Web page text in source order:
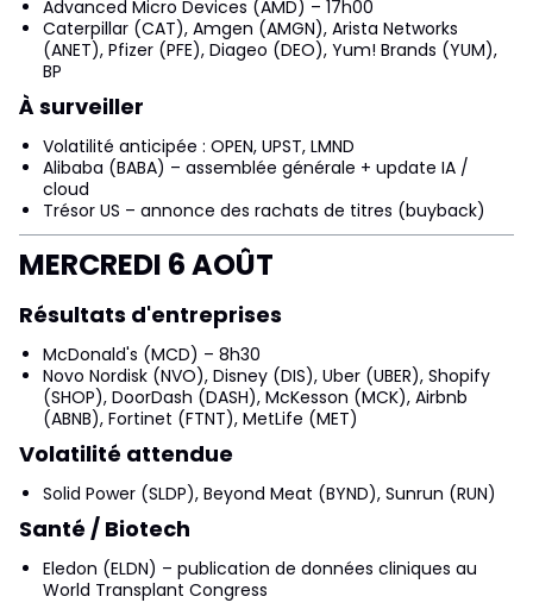
Advanced Micro Devices (AMD) – 17h00
Caterpillar (CAT), Amgen (AMGN), Arista Networks
(ANET), Pfizer (PFE), Diageo (DEO), Yum! Brands (YUM),
BP
À surveiller
Volatilité anticipée : OPEN, UPST, LMND
Alibaba (BABA) – assemblée générale + update IA /
cloud
Trésor US – annonce des rachats de titres (buyback)
MERCREDI 6 AOÛT
Résultats d'entreprises
McDonald's (MCD) – 8h30
Novo Nordisk (NVO), Disney (DIS), Uber (UBER), Shopify
(SHOP), DoorDash (DASH), McKesson (MCK), Airbnb
(ABNB), Fortinet (FTNT), MetLife (MET)
Volatilité attendue
Solid Power (SLDP), Beyond Meat (BYND), Sunrun (RUN)
Santé / Biotech
Eledon (ELDN) – publication de données cliniques au
World Transplant Congress